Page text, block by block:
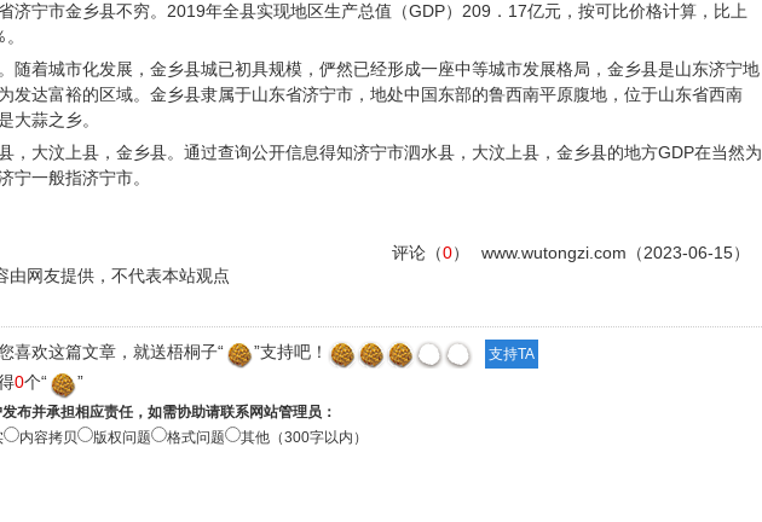
济宁市金乡县不穷。2019年全县实现地区生产总值（GDP）209．17亿元，按可比价格计算，比上
随着城市化发展，金乡县城已初具规模，俨然已经形成一座中等城市发展格局，金乡县是山东济宁地
发达富裕的区域。金乡县隶属于山东省济宁市，地处中国东部的鲁西南平原腹地，位于山东省西南
大蒜之乡。
，大汶上县，金乡县。通过查询公开信息得知济宁市泗水县，大汶上县，金乡县的地方GDP在当然为
宁一般指济宁市。
www.wutongzi.com（2023-06-15）
评论（0）
由网友提供，不代表本站观点
喜欢这篇文章，就送梧桐子“
”支持吧！
0个“ ”
布并承担相应责任，如需协助请联系网站管理员：
内容拷贝 版权问题 格式问题 其他（300字以内）